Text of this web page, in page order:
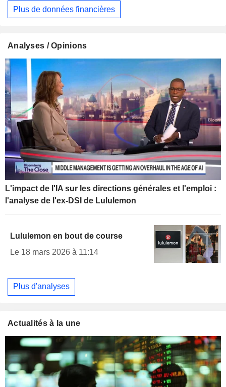
Plus de données financières
Analyses / Opinions
L'impact de l'IA sur les directions générales et l'emploi :
l'analyse de l'ex-DSI de Lululemon
Lululemon en bout de course
Le 18 mars 2026 à 11:14
Plus d'analyses
Actualités à la une